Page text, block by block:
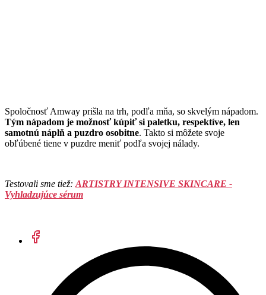
Spoločnosť Amway prišla na trh, podľa mňa, so skvelým nápadom.
Tým nápadom je možnosť kúpiť si paletku, respektíve, len
samotnú náplň a puzdro osobitne. Takto si môžete svoje
obľúbené tiene v puzdre meniť podľa svojej nálady.
Testovali sme tiež:ARTISTRY INTENSIVE SKINCARE -
Vyhladzujúce sérum